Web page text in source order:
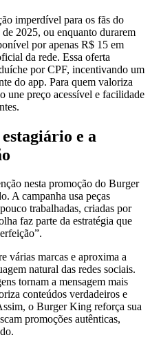
imperdível para os fãs do
2025, ou enquanto durarem
por apenas R$ 15 em
da rede. Essa oferta
por CPF, incentivando um
do app. Para quem valoriza
une preço acessível e facilidade
e a
nesta promoção do Burger
A campanha usa peças
trabalhadas, criadas por
faz parte da estratégia que
várias marcas e aproxima a
natural das redes sociais.
tornam a mensagem mais
conteúdos verdadeiros e
o Burger King reforça sua
promoções autênticas,